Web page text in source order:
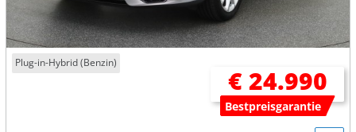
Plug-in-Hybrid (Benzin)
€ 24.990
Bestpreisgarantie